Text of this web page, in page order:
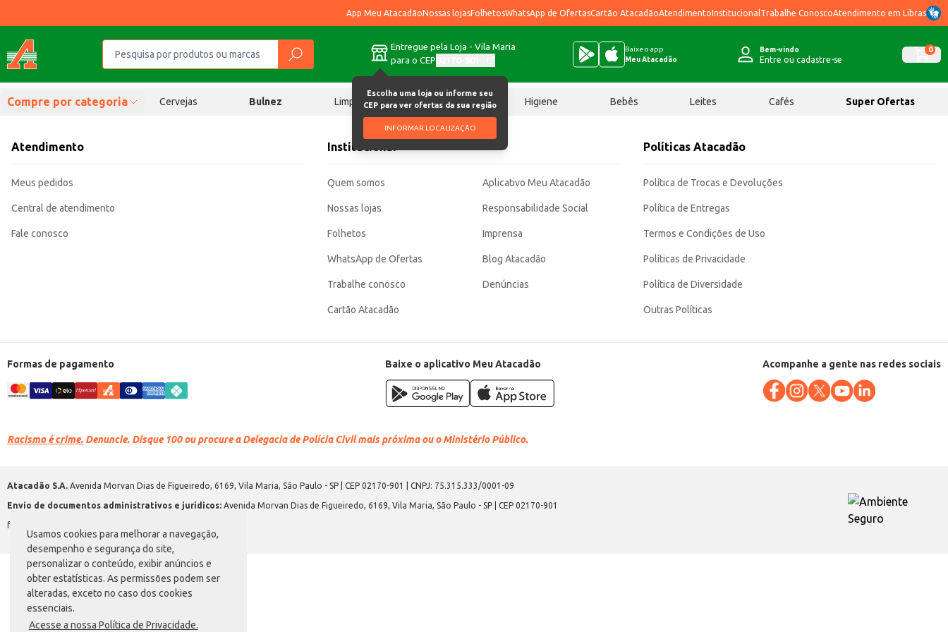
Usamos cookies para melhorar a navegação,
desempenho e segurança do site,
personalizar o conteúdo, exibir anúncios e
obter estatísticas. As permissões podem ser
alteradas, exceto no caso dos cookies
essenciais.
Acesse a nossa Política de Privacidade.
App Meu AtacadãoNossas lojasFolhetosWhatsApp de OfertasCartão AtacadãoAtendimentoInstitucional Trabalhe ConoscoAtendimento em Libras
Entregue pela Loja - Vila Maria
para o CEP
Escolha uma loja ou informe seu
CEP para ver ofertas da sua região
INFORMAR LOCALIZAÇÃO
Baixe o app
Meu Atacadão
Bem-vindo
Entre ou cadastre-se
0
Compre por categoria Cervejas Bulnez Limpeza Chocolates Higiene Bebês Leites Cafés Super Ofertas
Atendimento
Meus pedidos
Central de atendimento
Fale conosco
Institucional
Quem somos
Nossas lojas
Folhetos
WhatsApp de Ofertas
Trabalhe conosco
Cartão Atacadão
Aplicativo Meu Atacadão
Responsabilidade Social
Imprensa
Blog Atacadão
Denúncias
Políticas Atacadão
Política de Trocas e Devoluções
Política de Entregas
Termos e Condições de Uso
Políticas de Privacidade
Política de Diversidade
Outras Políticas
Formas de pagamento Baixe o aplicativo Meu Atacadão Acompanhe a gente nas redes sociais
Racismo é crime. Denuncie. Disque 100 ou procure a Delegacia de Polícia Civil mais próxima ou o Ministério Público.
Atacadão S.A. Avenida Morvan Dias de Figueiredo, 6169, Vila Maria, São Paulo - SP | CEP 02170-901 | CNPJ: 75.315.333/0001-09
Envio de documentos administrativos e jurídicos: Avenida Morvan Dias de Figueiredo, 6169, Vila Maria, São Paulo - SP | CEP 02170-901
faleconosco@atacadao.com.br